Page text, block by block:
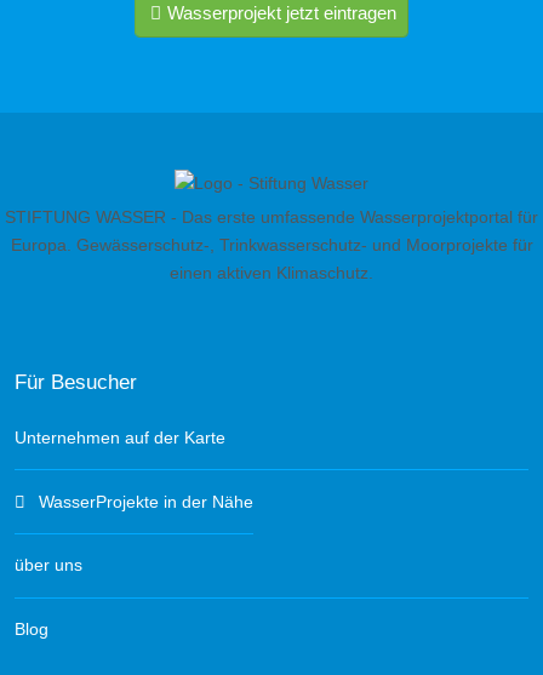
Wasserprojekt jetzt eintragen
STIFTUNG WASSER - Das erste umfassende Wasserprojektportal für
Europa. Gewässerschutz-, Trinkwasserschutz- und Moorprojekte für
einen aktiven Klimaschutz.
Für Besucher
Unternehmen auf der Karte
WasserProjekte in der Nähe
über uns
Blog